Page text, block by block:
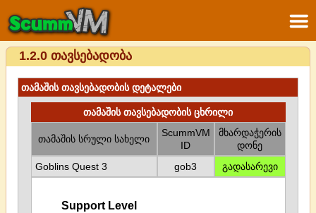
1.2.0 თავსებადობა
თამაშის თავსებადობის დეტალები
თამაშის თავსებადობის ცხრილი
თამაშის სრული სახელი
ScummVM
ID
მხარდაჭერის
დონე
Goblins Quest 3
gob3 გადასარევი
Support Level